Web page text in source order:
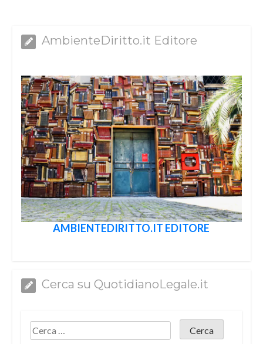
AmbienteDiritto.it Editore
AMBIENTEDIRITTO.IT EDITORE
Cerca su QuotidianoLegale.it